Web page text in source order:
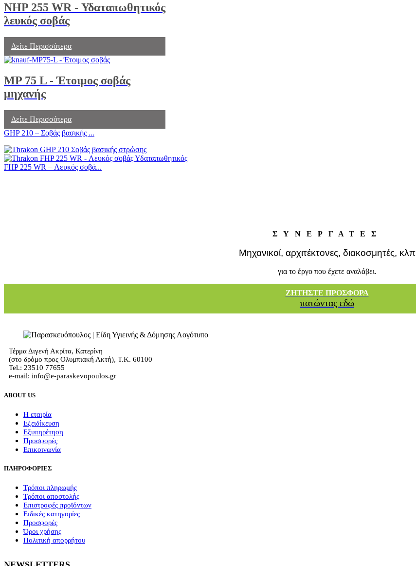
NHP 255 WR - Υδαταπωθητικός
λευκός σοβάς
Δείτε Περισσότερα
MP 75 L - Έτοιμος σοβάς
μηχανής
Δείτε Περισσότερα
GHP 210 – Σοβάς βασικής ...
FHP 225 WR – Λευκός σοβά...
ΣΥΝΕΡΓΑΤΕΣ
Μηχανικοί, αρχιτέκτονες, διακοσμητές, κλπ
για το έργο που έχετε αναλάβει.
ΖΗΤΗΣΤΕ ΠΡΟΣΦΟΡΑ
πατώντας εδώ
Τέρμα Διγενή Ακρίτα, Κατερίνη
(στο δρόμο προς Ολυμπιακή Ακτή), Τ.Κ. 60100
Tel.: 23510 77655
e-mail: info@e-paraskevopoulos.gr
ABOUT US
Η εταιρία
Εξειδίκευση
Εξυπηρέτηση
Προσφορές
Επικοινωνία
ΠΛΗΡΟΦΟΡΙΕΣ
Τρόποι πληρωμής
Τρόποι αποστολής
Επιστροφές προϊόντων
Ειδικές κατηγορίες
Προσφορές
Όροι χρήσης
Πολιτική απορρήτου